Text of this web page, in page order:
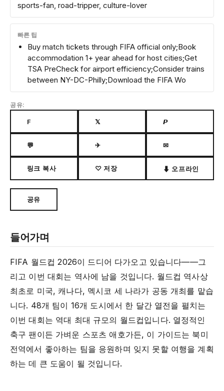
sports-fan, road-tripper, culture-lover
빠른 팁
Buy match tickets through FIFA official only;Book
accommodation 1+ year ahead for host cities;Get
TSA PreCheck for airport efficiency;Consider trains
between NY-DC-Philly;Download the FIFA Wo
공유:
F 𝕏 𝙋
💬 ✈ ✉
링크 복사 ♡ 저장 ⬇ 오프라인
공유
들어가며
FIFA 월드컵 2026이 드디어 다가오고 있습니다——그
리고 이번 대회는 역사에 남을 것입니다. 월드컵 역사상
최초로 미국, 캐나다, 멕시코 세 나라가 공동 개최를 맡습
니다. 48개 팀이 16개 도시에서 한 달간 열전을 펼치는
이번 대회는 역대 최대 규모의 월드컵입니다. 열정적인
축구 팬이든 가벼운 스포츠 애호가든, 이 가이드는 북미
전역에서 좋아하는 팀을 응원하며 잊지 못할 여행을 계획
하는 데 큰 도움이 될 것입니다.